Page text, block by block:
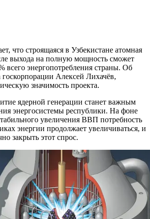
что строящаяся в Узбекистане атомная
выхода на полную мощность сможет
всего энергопотребления страны. Об
Алексей Лихачёв,
значимость проекта.
ядерной генерации станет важным
энергосистемы республики. На фоне
увеличения ВВП потребность
энергии продолжает увеличиваться, и
закрыть этот спрос.